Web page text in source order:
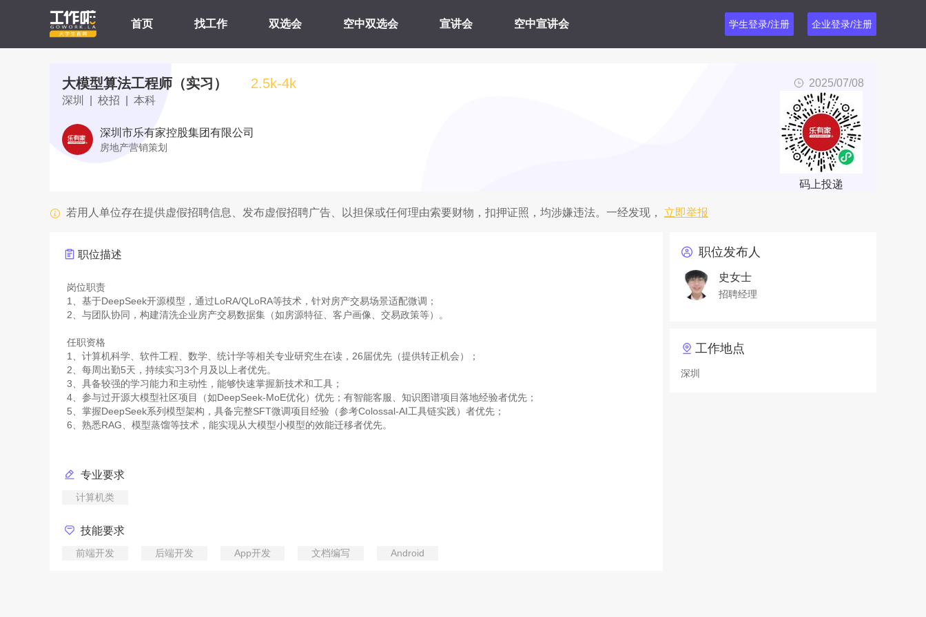
首页 找工作 双选会 空中双选会 宣讲会 空中宣讲会 学生登录/注册 企业登录/注册
大模型算法工程师（实习） 2.5k-4k
2025/07/08
深圳 | 校招 | 本科
深圳市乐有家控股集团有限公司
房地产营销策划
码上投递
若用人单位存在提供虚假招聘信息、发布虚假招聘广告、以担保或任何理由索要财物，扣押证照，均涉嫌违法。一经发现， 立即举报
职位描述
岗位职责
1、基于DeepSeek开源模型，通过LoRA/QLoRA等技术，针对房产交易场景适配微调；
2、与团队协同，构建清洗企业房产交易数据集（如房源特征、客户画像、交易政策等）。
任职资格
1、计算机科学、软件工程、数学、统计学等相关专业研究生在读，26届优先（提供转正机会）；
2、每周出勤5天，持续实习3个月及以上者优先。
3、具备较强的学习能力和主动性，能够快速掌握新技术和工具；
4、参与过开源大模型社区项目（如DeepSeek-MoE优化）优先；有智能客服、知识图谱项目落地经验者优先；
5、掌握DeepSeek系列模型架构，具备完整SFT微调项目经验（参考Colossal-AI工具链实践）者优先；
专业要求
计算机类
技能要求
前端开发 后端开发 App开发 文档编写 Android
职位发布人
史女士
招聘经理
工作地点
深圳